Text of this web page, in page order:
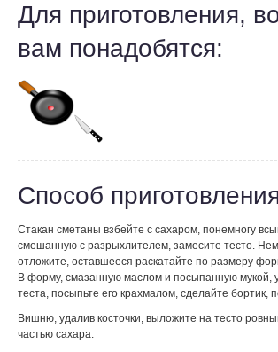
Для приготовления,
вам понадобятся:
Способ
Стакан сметаны взбейте с сахаром, понемногу
смешанную с разрыхлителем, замесите тесто.
отложите, оставшееся раскатайте по размеру
В форму, смазанную маслом и посыпанную мукой,
теста, посыпьте его крахмалом, сделайте бортик,
Вишню, удалив косточки, выложите на тесто
частью сахара.